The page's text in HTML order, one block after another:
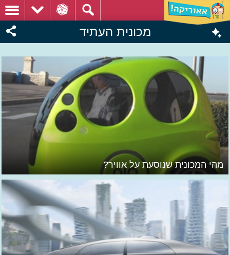
מכונית העתיד
מהי המכונית שנוסעת על אוויר?